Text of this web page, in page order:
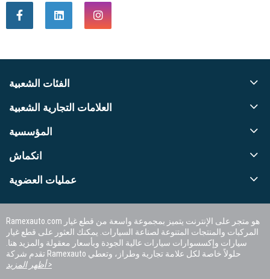
الفئات الشعبية
العلامات التجارية الشعبية
المؤسسية
انكماش
عمليات العضوية
Ramexauto.com هو متجر على الإنترنت يتميز بمجموعة واسعة من قطع غيار
المركبات والمنتجات المتنوعة لصناعة السيارات. يمكنك العثور على قطع غيار
سيارات وإكسسوارات سيارات عالية الجودة وبأسعار معقولة والمزيد هنا.
تقدم شركة Ramexauto حلولاً خاصة لكل علامة تجارية وطراز، وتعطي
أظهر المزيد >